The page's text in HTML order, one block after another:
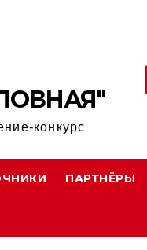
конкурс
ПАРТНЁРЫ